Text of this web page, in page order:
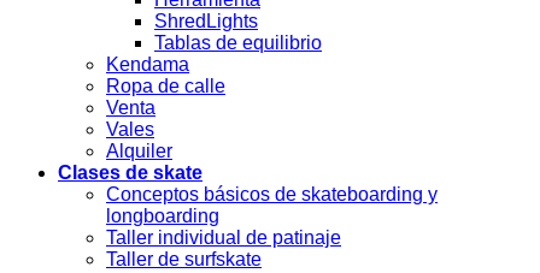
ShredLights
Tablas de equilibrio
Kendama
Ropa de calle
Venta
Vales
Alquiler
Clases de skate
Conceptos básicos de skateboarding y
longboarding
Taller individual de patinaje
Taller de surfskate